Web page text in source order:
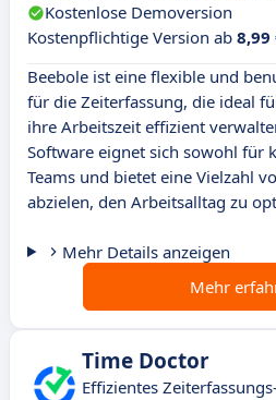
Kostenlose Demoversion
Kostenpflichtige Version ab
Beebole ist eine flexible und
für die Zeiterfassung, die ideal
ihre Arbeitszeit effizient
Software eignet sich sowohl für
Teams und bietet eine Vielzahl
abzielen, den Arbeitsalltag zu
Mehr Details anzeigen
Mehr
Time Doctor
Effizientes